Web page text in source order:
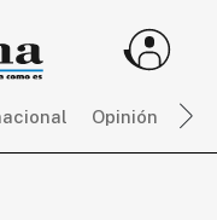
Opinión